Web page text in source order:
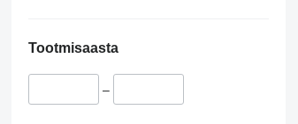
Tootmisaasta
–